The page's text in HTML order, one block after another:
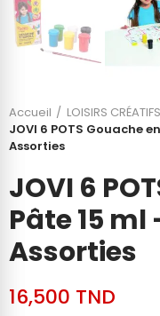
Accueil
LOISIRS CRÉATIFS
JOVI 6 POTS Gouache
Assorties
JOVI 6
Pâte 15
Assorties
16,500 TND